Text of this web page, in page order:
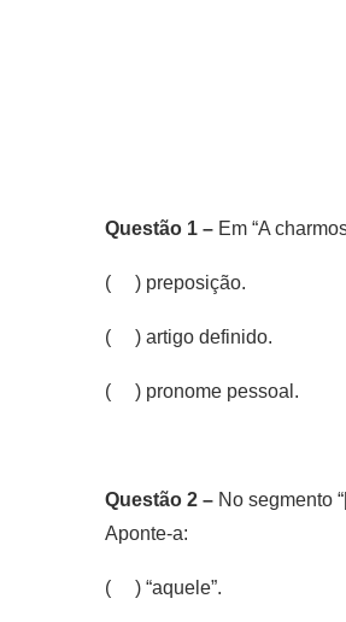
Questão 1 – Em “A
( ) preposição.
( ) artigo definido.
( ) pronome pessoal.
Questão 2 – No segmento
Aponte-a:
( ) “aquele”.